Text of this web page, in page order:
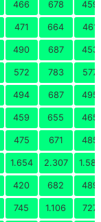
466 678 459
471 664 461
490 687 453
572 783 577
494 687 495
459 655 465
475 671 485
1.654 2.307 1.582
420 682 489
745 1.106 727